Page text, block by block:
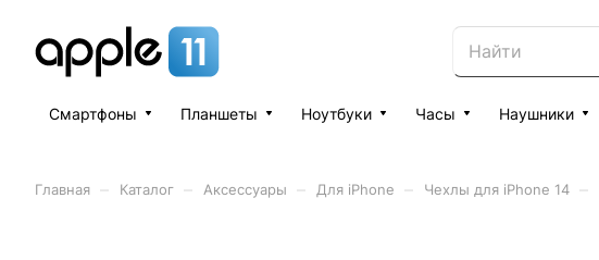
Смартфоны Планшеты Ноутбуки Часы Наушники
Главная Каталог Аксессуары Для iPhone Чехлы для iPhone 14